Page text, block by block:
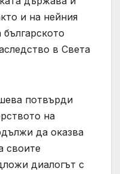
и на нейния
в Света
потвърди
на
да оказва
своите
диалогът с